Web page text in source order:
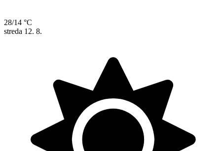
28/14 °C
streda 12. 8.